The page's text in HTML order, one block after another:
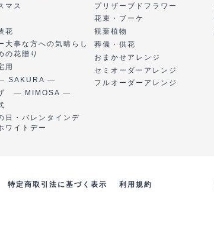
マス
花
大事な方への気晴らし
の花贈り
用
SAKURA ―
ザ ― MIMOSA ―
日・バレンタインデ
ワイトデー
プリザーブドフラワー
花束・ブーケ
観葉植物
葬儀・供花
おまかせアレンジ
セミオーダーアレンジ
フルオーダーアレンジ
特定商取引法に基づく表示 利用規約